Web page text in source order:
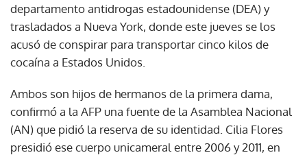
departamento antidrogas estadounidense (DEA) y
trasladados a Nueva York, donde este jueves se los
acusó de conspirar para transportar cinco kilos de
cocaína a Estados Unidos.
Ambos son hijos de hermanos de la primera dama,
confirmó a la AFP una fuente de la Asamblea Nacional
(AN) que pidió la reserva de su identidad. Cilia Flores
presidió ese cuerpo unicameral entre 2006 y 2011, en